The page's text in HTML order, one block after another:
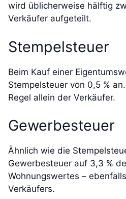
wird üblicherweise hälftig
Verkäufer aufgeteilt.
Stempelsteuer
Beim Kauf einer
Stempelsteuer von 0,5 %
Regel allein der Verkäufer.
Gewerbesteuer
Ähnlich wie die
Gewerbesteuer auf 3,3 %
Wohnungswertes –
Verkäufers.